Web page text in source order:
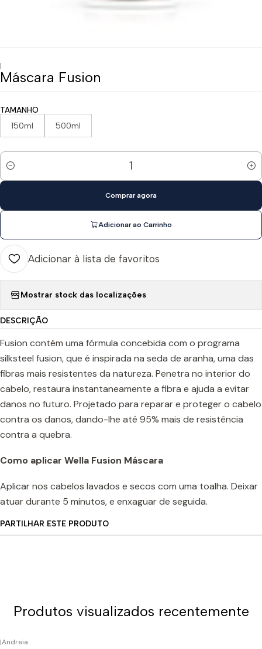
|
Máscara Fusion
TAMANHO
150ml 500ml
Quantidade
Adicionar ao Carrinho
Comprar agora
Adicionar à lista de favoritos
Mostrar stock das localizações
DESCRIÇÃO
Fusion contém uma fórmula concebida com o programa
silksteel fusion, que é inspirada na seda de aranha, uma das
fibras mais resistentes da natureza. Penetra no interior do
cabelo, restaura instantaneamente a fibra e ajuda a evitar
danos no futuro. Projetado para reparar e proteger o cabelo
contra os danos, dando-lhe até 95% mais de resistência
contra a quebra.
Como aplicar Wella Fusion Máscara
Aplicar nos cabelos lavados e secos com uma toalha. Deixar
atuar durante 5 minutos, e enxaguar de seguida.
PARTILHAR ESTE PRODUTO
Produtos visualizados recentemente
|Andreia